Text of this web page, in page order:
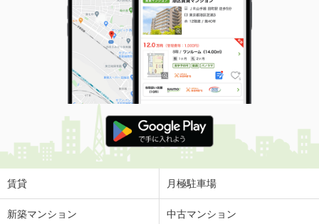
賃貸 月極駐車場
新築マンション 中古マンション